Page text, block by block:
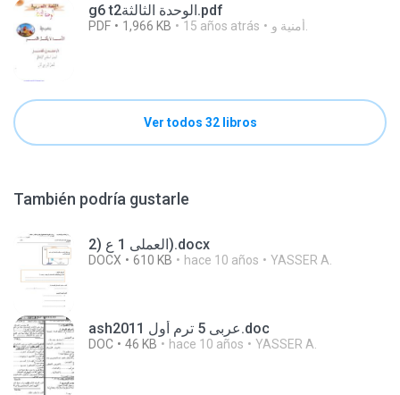
g6 t2الوحدة الثالثة.pdf
PDF 1,966 KB 15 años atrás
Ver todos 32 libros
También podría gustarle
العملى 1 ع (2).docx
DOCX 610 KB hace 10 años YASSER A.
ashعربى 5 ترم أول 2011.doc
DOC 46 KB hace 10 años YASSER A.